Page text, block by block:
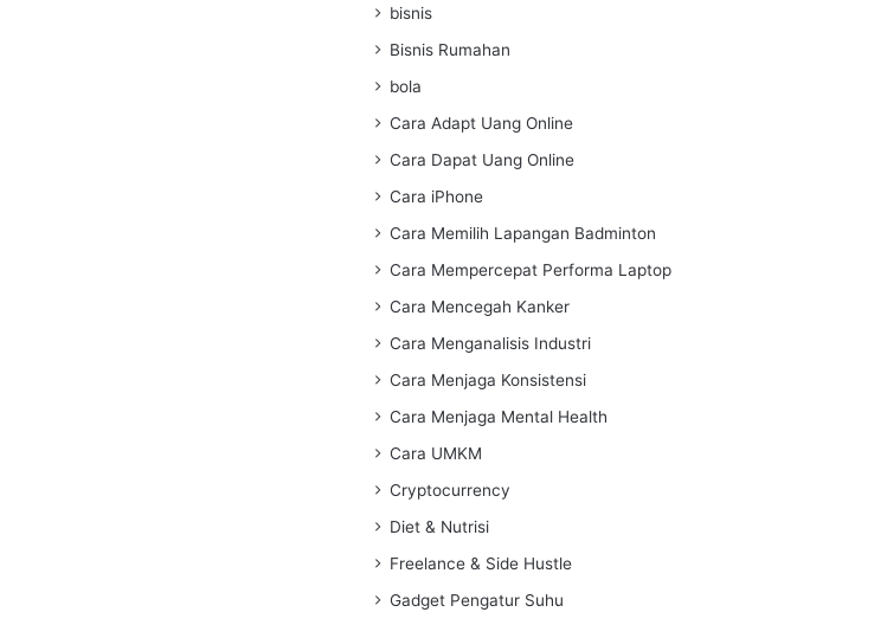
bisnis
Bisnis Rumahan
bola
Cara Adapt Uang Online
Cara Dapat Uang Online
Cara iPhone
Cara Memilih Lapangan Badminton
Cara Mempercepat Performa Laptop
Cara Mencegah Kanker
Cara Menganalisis Industri
Cara Menjaga Konsistensi
Cara Menjaga Mental Health
Cara UMKM
Cryptocurrency
Diet & Nutrisi
Freelance & Side Hustle
Gadget Pengatur Suhu